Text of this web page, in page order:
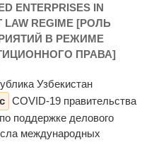
ENTERPRISES IN
LAW REGIME [РОЛЬ
В РЕЖИМЕ
ПРАВА]
Узбекистан
COVID-19 правительства
поддержке делового
международных